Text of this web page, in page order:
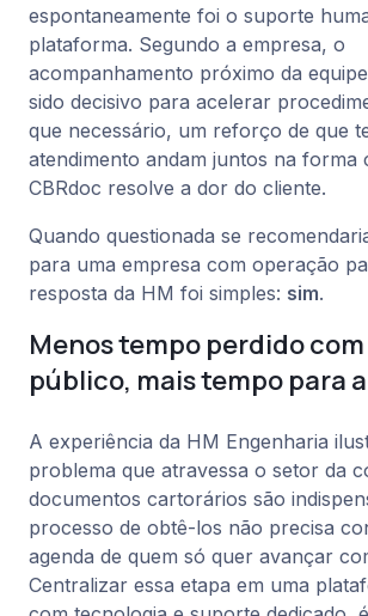
espontaneamente foi o suporte
plataforma. Segundo a empresa, o
acompanhamento próximo da
sido decisivo para acelerar
que necessário, um reforço de que
atendimento andam juntos na forma
CBRdoc resolve a dor do cliente.
Quando questionada se
para uma empresa com operação
resposta da HM foi simples: sim.
Menos tempo perdido
público, mais tempo para
A experiência da HM Engenharia
problema que atravessa o setor da
documentos cartorários são
processo de obtê-los não precisa
agenda de quem só quer avançar
Centralizar essa etapa em uma